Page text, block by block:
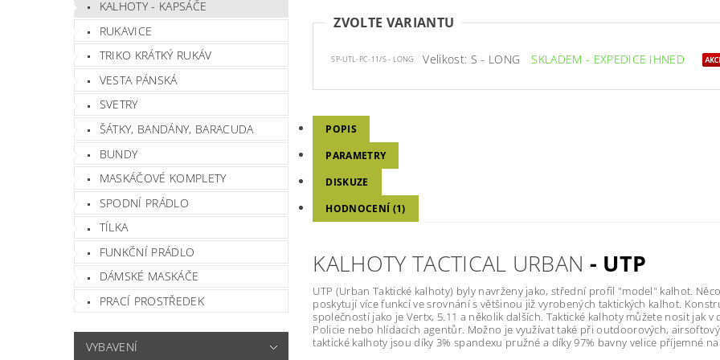
KALHOTY - KAPSÁČE
RUKAVICE
TRIKO KRÁTKÝ RUKÁV
VESTA PÁNSKÁ
SVETRY
ŠÁTKY, BANDÁNY, BARACUDA
BUNDY
MASKÁČOVÉ KOMPLETY
SPODNÍ PRÁDLO
TÍLKA
FUNKČNÍ PRÁDLO
DÁMSKÉ MASKÁČE
PRACÍ PROSTŘEDEK
VYBAVENÍ
ZVOLTE VARIANTU
SP-UTL-PC-11/S - LONG Velikost: S - LONG SKLADEM - EXPEDICE IHNED
POPIS
PARAMETRY
DISKUZE
HODNOCENÍ (1)
KALHOTY TACTICAL URBAN - UTP
UTP (Urban Taktické kalhoty) byly navrženy jako, střední profil "model" kalhot.
poskytují více funkcí ve srovnání s většinou již vyrobených taktických kalhot.
společností jako je Vertx, 5.11 a několik dalších. Taktické kalhoty můžete nosit jak
Policie nebo hlídacích agentůr. Možno je využívat také při outdoorových,
taktické kalhoty jsou díky 3% spandexu pružné a díky 97% bavny velice příjemné